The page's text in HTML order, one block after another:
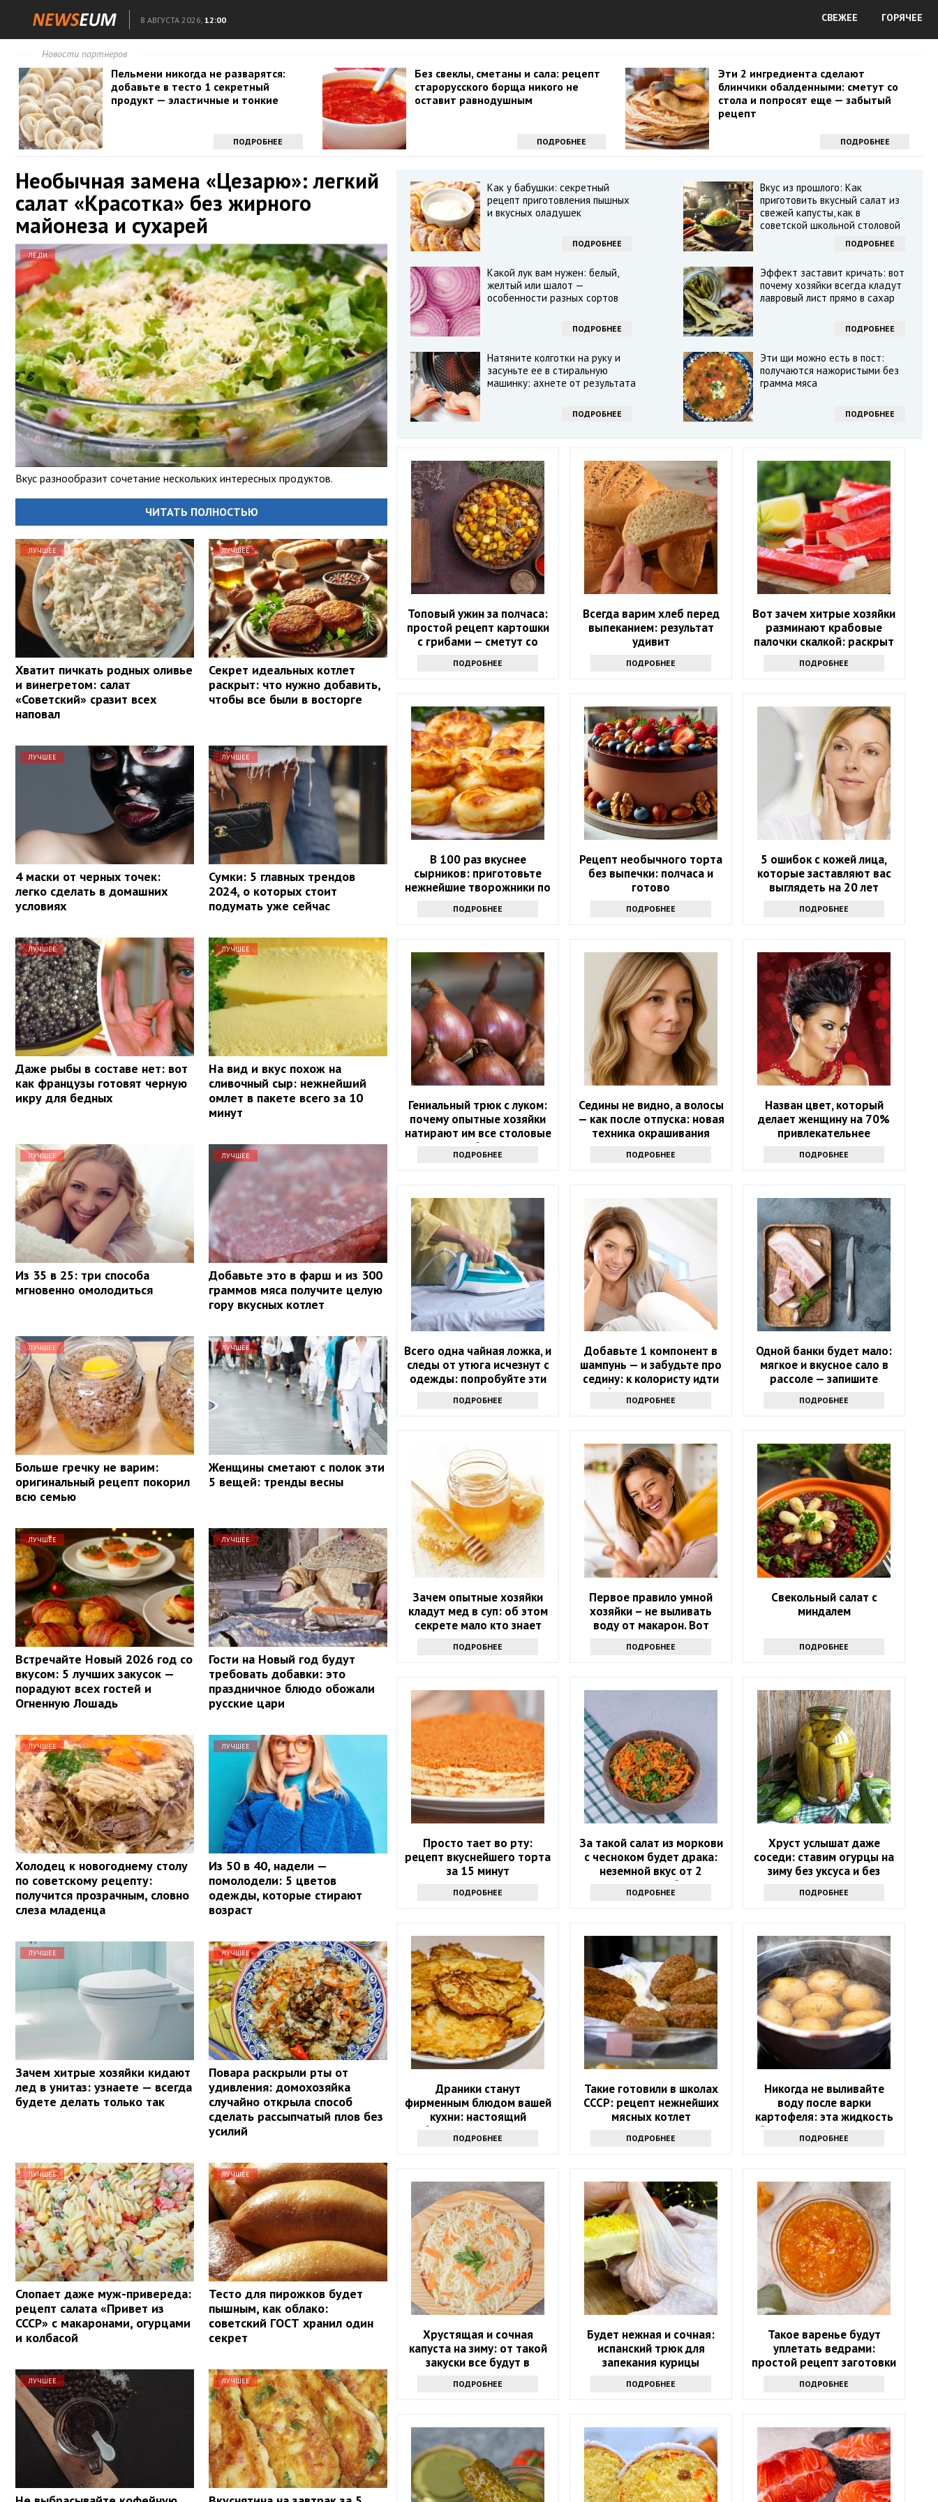
8 АВГУСТА 2026, 12:00 СВЕЖЕЕ ГОРЯЧЕЕ
Новости партнеров
Пельмени никогда не разварятся:
добавьте в тесто 1 секретный
продукт — эластичные и тонкие
ПОДРОБНЕЕ
Без свеклы, сметаны и сала: рецепт
старорусского борща никого не
оставит равнодушным
ПОДРОБНЕЕ
Эти 2 ингредиента сделают
блинчики обалденными: сметут со
стола и попросят еще — забытый
рецепт
ПОДРОБНЕЕ
Необычная замена «Цезарю»: легкий
салат «Красотка» без жирного
майонеза и сухарей
ЛЕДИ
Вкус разнообразит сочетание нескольких интересных продуктов.
ЧИТАТЬ ПОЛНОСТЬЮ
ЛУЧШЕЕ
Хватит пичкать родных оливье
и винегретом: салат
«Советский» сразит всех
наповал
ЛУЧШЕЕ
Секрет идеальных котлет
раскрыт: что нужно добавить,
чтобы все были в восторге
ЛУЧШЕЕ
4 маски от черных точек:
легко сделать в домашних
условиях
ЛУЧШЕЕ
Сумки: 5 главных трендов
2024, о которых стоит
подумать уже сейчас
ЛУЧШЕЕ
Даже рыбы в составе нет: вот
как французы готовят черную
икру для бедных
ЛУЧШЕЕ
На вид и вкус похож на
сливочный сыр: нежнейший
омлет в пакете всего за 10
минут
ЛУЧШЕЕ
Из 35 в 25: три способа
мгновенно омолодиться
ЛУЧШЕЕ
Добавьте это в фарш и из 300
граммов мяса получите целую
гору вкусных котлет
ЛУЧШЕЕ
Больше гречку не варим:
оригинальный рецепт покорил
всю семью
ЛУЧШЕЕ
Женщины сметают с полок эти
5 вещей: тренды весны
ЛУЧШЕЕ
Встречайте Новый 2026 год со
вкусом: 5 лучших закусок —
порадуют всех гостей и
Огненную Лошадь
ЛУЧШЕЕ
Гости на Новый год будут
требовать добавки: это
праздничное блюдо обожали
русские цари
ЛУЧШЕЕ
Холодец к новогоднему столу
по советскому рецепту:
получится прозрачным, словно
слеза младенца
ЛУЧШЕЕ
Из 50 в 40, надели —
помолодели: 5 цветов
одежды, которые стирают
возраст
ЛУЧШЕЕ
Зачем хитрые хозяйки кидают
лед в унитаз: узнаете — всегда
будете делать только так
ЛУЧШЕЕ
Повара раскрыли рты от
удивления: домохозяйка
случайно открыла способ
сделать рассыпчатый плов без
усилий
ЛУЧШЕЕ
Слопает даже муж-привереда:
рецепт салата «Привет из
СССР» с макаронами, огурцами
и колбасой
ЛУЧШЕЕ
Тесто для пирожков будет
пышным, как облако:
советский ГОСТ хранил один
секрет
ЛУЧШЕЕ ЛУЧШЕЕ
Как у бабушки: секретный
рецепт приготовления пышных
и вкусных оладушек
ПОДРОБНЕЕ
Вкус из прошлого: Как
приготовить вкусный салат из
свежей капусты, как в
советской школьной столовой
ПОДРОБНЕЕ
Какой лук вам нужен: белый,
желтый или шалот —
особенности разных сортов
ПОДРОБНЕЕ
Эффект заставит кричать: вот
почему хозяйки всегда кладут
лавровый лист прямо в сахар
ПОДРОБНЕЕ
Натяните колготки на руку и
засуньте ее в стиральную
машинку: ахнете от результата
ПОДРОБНЕЕ
Эти щи можно есть в пост:
получаются нажористыми без
грамма мяса
ПОДРОБНЕЕ
Топовый ужин за полчаса:
простой рецепт картошки
с грибами — сметут со
ПОДРОБНЕЕ
Всегда варим хлеб перед
выпеканием: результат
удивит
ПОДРОБНЕЕ
Вот зачем хитрые хозяйки
разминают крабовые
палочки скалкой: раскрыт
гениальный трюк
ПОДРОБНЕЕ
В 100 раз вкуснее
сырников: приготовьте
нежнейшие творожники по
ПОДРОБНЕЕ
Рецепт необычного торта
без выпечки: полчаса и
готово
ПОДРОБНЕЕ
5 ошибок с кожей лица,
которые заставляют вас
выглядеть на 20 лет
ПОДРОБНЕЕ
Гениальный трюк с луком:
почему опытные хозяйки
натирают им все столовые
приборы
ПОДРОБНЕЕ
Седины не видно, а волосы
— как после отпуска: новая
техника окрашивания
любой краски
ПОДРОБНЕЕ
Назван цвет, который
делает женщину на 70%
привлекательнее
ПОДРОБНЕЕ
Всего одна чайная ложка, и
следы от утюга исчезнут с
одежды: попробуйте эти
ПОДРОБНЕЕ
Добавьте 1 компонент в
шампунь — и забудьте про
седину: к колористу идти
больше не нужно
ПОДРОБНЕЕ
Одной банки будет мало:
мягкое и вкусное сало в
рассоле — запишите
ПОДРОБНЕЕ
Зачем опытные хозяйки
кладут мед в суп: об этом
секрете мало кто знает
ПОДРОБНЕЕ
Первое правило умной
хозяйки – не выливать
воду от макарон. Вот
ПОДРОБНЕЕ
Свекольный салат с
миндалем
ПОДРОБНЕЕ
Просто тает во рту:
рецепт вкуснейшего торта
за 15 минут
ПОДРОБНЕЕ
За такой салат из моркови
с чесноком будет драка:
неземной вкус от 2
секретных добавок
ПОДРОБНЕЕ
Хруст услышат даже
соседи: ставим огурцы на
зиму без уксуса и без
без подвала
ПОДРОБНЕЕ
Драники станут
фирменным блюдом вашей
кухни: настоящий
белорусский рецепт
ПОДРОБНЕЕ
Такие готовили в школах
СССР: рецепт нежнейших
мясных котлет
ПОДРОБНЕЕ
Никогда не выливайте
воду после варки
картофеля: эта жидкость
буквально на вес золота
ПОДРОБНЕЕ
Хрустящая и сочная
капуста на зиму: от такой
закуски все будут в
ПОДРОБНЕЕ
Будет нежная и сочная:
испанский трюк для
запекания курицы
ПОДРОБНЕЕ
Такое варенье будут
уплетать ведрами:
простой рецепт заготовки
ПОДРОБНЕЕ